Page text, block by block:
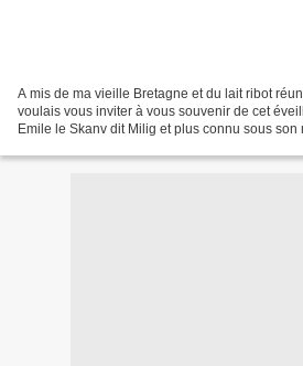
A mis de ma vieille Bretagne et du lait ribot
voulais vous inviter à vous souvenir de cet
Emile le Skanv dit Milig et plus connu sous son